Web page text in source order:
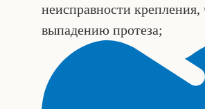
неисправности крепления,
выпадению протеза;